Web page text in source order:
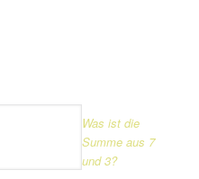
Was ist die
Summe aus 7
und 3?